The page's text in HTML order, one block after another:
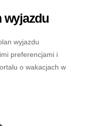
wyjazdu
wyjazdu
preferencjami i
o wakacjach w